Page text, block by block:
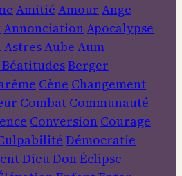
Amitié Amour Ange
AnnonciationApocalypse
AstresAube Aum
BéatitudesBerger
Cène Changement
Combat Communauté
Conversion Courage
Démocratie
DieuDonÉclipse